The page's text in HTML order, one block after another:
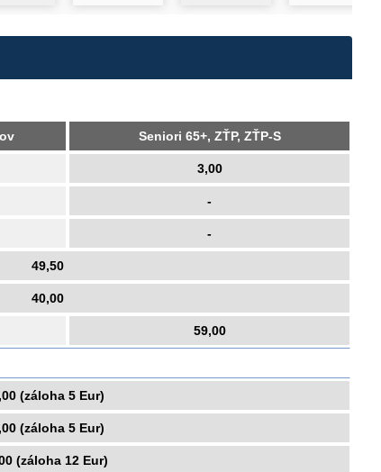
Seniori 65+, ZŤP, ZŤP-S
3,00
-
-
49,50
40,00
59,00
(záloha 5 Eur)
(záloha 5 Eur)
(záloha 12 Eur)